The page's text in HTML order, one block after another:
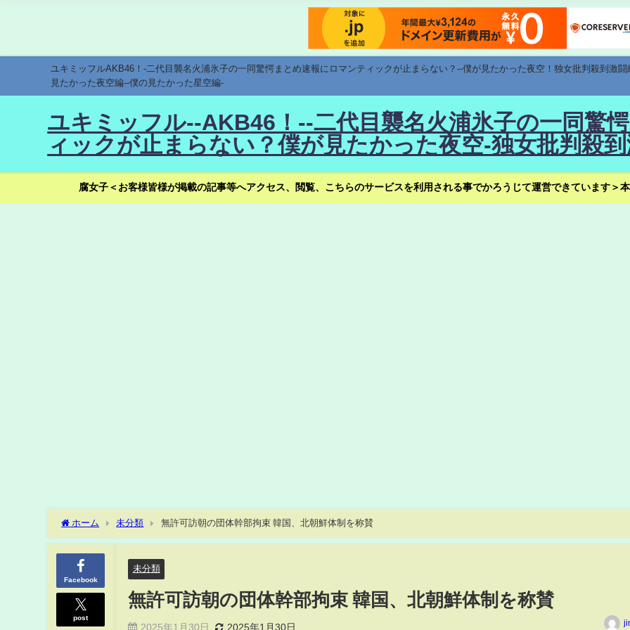
ユキミッフルAKB46！-二代目襲名火浦氷子の一同驚愕まとめ速報にロマンティックが止まらない？--僕が見たかった夜空！独女批判殺到激
見たかった夜空編--僕の見たかった星空編-
ユキミッフル--AKB46！--二代目襲名火浦氷子の一同驚
ィックが止まらない？僕が見たかった夜空-独女批判殺
腐女子＜お客様皆様が掲載の記事等へアクセス、閲覧、こちらのサービスを利用される事でかろうじて運営できています＞
ホーム 未分類 無許可訪朝の団体幹部拘束 韓国、北朝鮮体制を称賛
Facebook
post
未分類
無許可訪朝の団体幹部拘束 韓国、北朝鮮体制を称賛
2025年1月30日 2025年1月30日